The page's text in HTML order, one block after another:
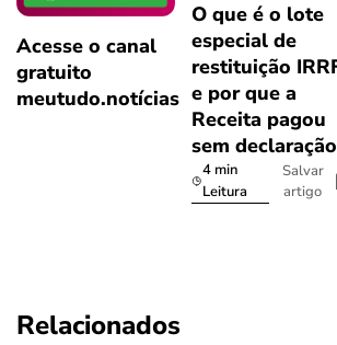
Acesse o canal
gratuito
meutudo.notícias
O que é o lote
especial de
restituição
e por que a
Receita pagou
sem declaração
4 min
Leitura
Salvar
artigo
Relacionados